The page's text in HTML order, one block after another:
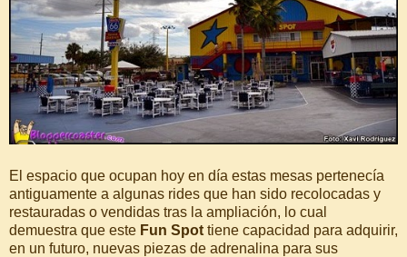
El espacio que ocupan hoy en día estas mesas pertenecía
antiguamente a algunas rides que han sido recolocadas y
restauradas o vendidas tras la ampliación, lo cual
demuestra que este Fun Spot tiene capacidad para adquirir,
en un futuro, nuevas piezas de adrenalina para sus